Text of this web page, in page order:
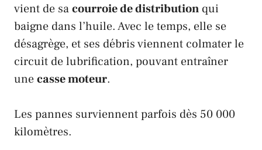
vient de sacourroie de distribution qui
baigne dans l’huile. Avec le temps, elle se
désagrège, et ses débris viennent colmater le
circuit de lubrification, pouvant entraîner
unecasse moteur.
Les pannes surviennent parfois dès 50 000
kilomètres.